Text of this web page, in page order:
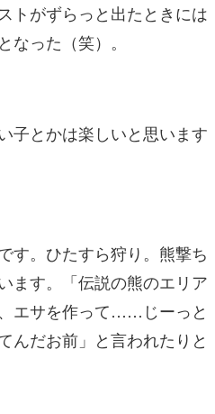
トがずらっと出たときには
なった（笑）。
子とかは楽しいと思います
す。ひたすら狩り。熊撃ち
ます。「伝説の熊のエリア
エサを作って……じーっと
んだお前」と言われたりと